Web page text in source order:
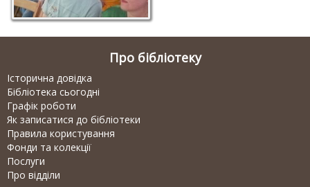
Про бібліотеку
Історична довідка
Бібліотека сьогодні
Графік роботи
Як записатися до бібліотеки
Правила користування
Фонди та колекції
Послуги
Про відділи